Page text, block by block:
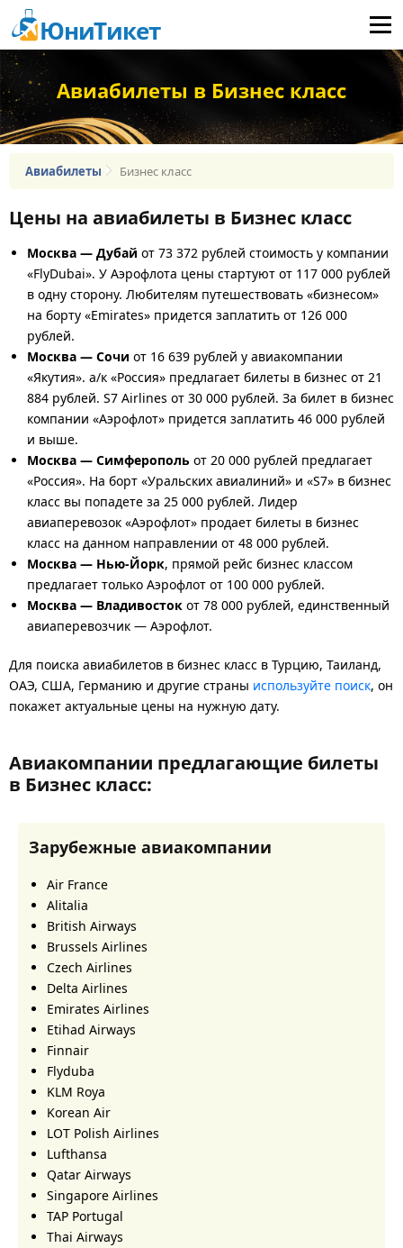
ЮниТикет Меню
Авиабилеты в Бизнес класс
Авиабилеты Бизнес класс
Цены на авиабилеты в Бизнес класс
Москва — Дубай от 73 372 рублей стоимость у компании
«FlyDubai». У Аэрофлота цены стартуют от 117 000 рублей
в одну сторону. Любителям путешествовать «бизнесом»
на борту «Emirates» придется заплатить от 126 000
рублей.
Москва — Сочи от 16 639 рублей у авиакомпании
«Якутия». а/к «Россия» предлагает билеты в бизнес от 21
884 рублей. S7 Airlines от 30 000 рублей. За билет в бизнес
компании «Аэрофлот» придется заплатить 46 000 рублей
и выше.
Москва — Симферополь от 20 000 рублей предлагает
«Россия». На борт «Уральских авиалиний» и «S7» в бизнес
класс вы попадете за 25 000 рублей. Лидер
авиаперевозок «Аэрофлот» продает билеты в бизнес
класс на данном направлении от 48 000 рублей.
Москва — Нью-Йорк, прямой рейс бизнес классом
предлагает только Аэрофлот от 100 000 рублей.
Москва — Владивосток от 78 000 рублей, единственный
авиаперевозчик — Аэрофлот.
Для поиска авиабилетов в бизнес класс в Турцию, Таиланд,
ОАЭ, США, Германию и другие страны используйте поиск, он
покажет актуальные цены на нужную дату.
Авиакомпании предлагающие билеты
в Бизнес класс:
Зарубежные авиакомпании
Air France
Alitalia
British Airways
Brussels Airlines
Czech Airlines
Delta Airlines
Emirates Airlines
Etihad Airways
Finnair
Flyduba
KLM Roya
Korean Air
LOT Polish Airlines
Lufthansa
Qatar Airways
Singapore Airlines
TAP Portugal
Thai Airways